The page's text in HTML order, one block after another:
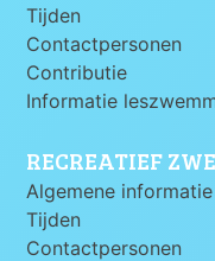
Tijden
Contactpersonen
Contributie
Informatie
RECREATIEF
Algemene informatie
Tijden
Contactpersonen